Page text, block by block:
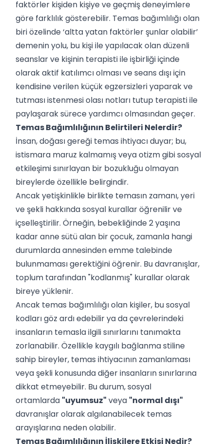
faktörler kişiden kişiye ve geçmiş deneyimlere
göre farklılık gösterebilir. Temas bağımlılığı olan
biri özelinde ‘altta yatan faktörler şunlar olabilir’
demenin yolu, bu kişi ile yapılacak olan düzenli
seanslar ve kişinin terapisti ile işbirliği içinde
olarak aktif katılımcı olması ve seans dışı için
kendisine verilen küçük egzersizleri yaparak ve
tutması istenmesi olası notları tutup terapisti ile
paylaşarak sürece yardımcı olmasından geçer.
Temas Bağımlılığının Belirtileri Nelerdir?
İnsan, doğası gereği temas ihtiyacı duyar; bu,
istismara maruz kalmamış veya otizm gibi sosyal
etkileşimi sınırlayan bir bozukluğu olmayan
bireylerde özellikle belirgindir.
Ancak yetişkinlikle birlikte temasın zamanı, yeri
ve şekli hakkında sosyal kurallar öğrenilir ve
içselleştirilir. Örneğin, bebekliğinde 2 yaşına
kadar anne sütü alan bir çocuk, zamanla hangi
durumlarda annesinden emme talebinde
bulunmaması gerektiğini öğrenir. Bu davranışlar,
toplum tarafından "kodlanmış" kurallar olarak
bireye yüklenir.
Ancak temas bağımlılığı olan kişiler, bu sosyal
kodları göz ardı edebilir ya da çevrelerindeki
insanların temasla ilgili sınırlarını tanımakta
zorlanabilir. Özellikle kaygılı bağlanma stiline
sahip bireyler, temas ihtiyacının zamanlaması
veya şekli konusunda diğer insanların sınırlarına
dikkat etmeyebilir. Bu durum, sosyal
ortamlarda "uyumsuz" veya "normal dışı"
davranışlar olarak algılanabilecek temas
arayışlarına neden olabilir.
Temas Bağımlılığının İlişkilere Etkisi Nedir?